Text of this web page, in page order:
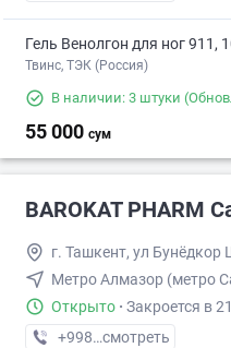
Гель Венолгон для ног 911,
Твинс, ТЭК (Россия)
В наличии: 3 штуки
55 000 сум
BAROKAT PHARM
г. Ташкент, ул Бунёдкор
Метро Алмазор (метро
Открыто · Закроется в
+998 (99) XXX-XX-XX
смотреть